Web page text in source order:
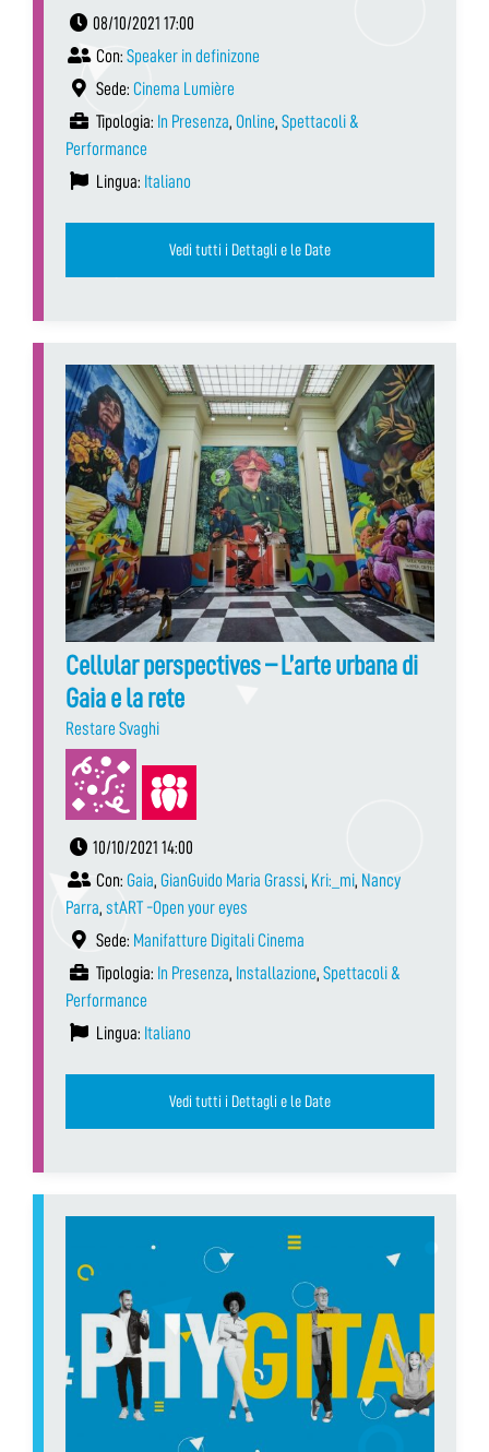
08/10/2021 17:00
Con: Speaker in definizone
Sede: Cinema Lumière
Tipologia: In Presenza, Online, Spettacoli &
Performance
Lingua: Italiano
Vedi tutti i Dettagli e le Date
Cellular perspectives – L’arte urbana di
Gaia e la rete
Restare Svaghi
10/10/2021 14:00
Con: Gaia, GianGuido Maria Grassi, Kri:_mi, Nancy
Parra, stART -Open your eyes
Sede: Manifatture Digitali Cinema
Tipologia: In Presenza, Installazione, Spettacoli &
Performance
Lingua: Italiano
Vedi tutti i Dettagli e le Date